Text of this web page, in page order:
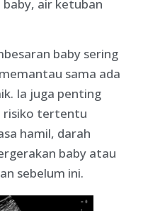
air ketuban
baby sering
sama ada
Ia juga penting
risiko tertentu
hamil, darah
baby atau
sebelum ini.